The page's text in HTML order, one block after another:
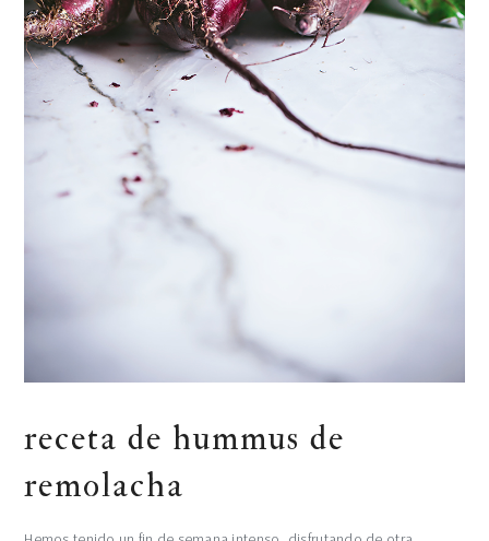
receta de hummus de
remolacha